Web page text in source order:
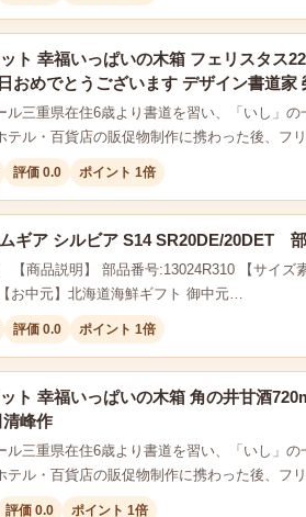
ト 幸福いっぱいの木箱 フェリスタス
おめでとうございます デザイン書道家
三重県在住6歳より書道を習い、「いし」
テル・百貨店の販促物制作に携わった後、フ
評価 0.0 ポイント 1倍
ギア シルビア S14 SR20DE/20DET
【商品説明】 部品番号:13024R310 【サイ
お中元】北海道海鮮ギフト 御中元…
評価 0.0 ポイント 1倍
ト 幸福いっぱいの木箱 角の井甘酒
峰作
三重県在住6歳より書道を習い、「いし」
テル・百貨店の販促物制作に携わった後、フ
評価 0.0 ポイント 1倍